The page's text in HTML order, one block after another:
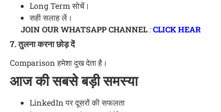
Long Term सोचें।
सही सलाह लें।
JOIN OUR WHATSAPP CHANNEL:CLICK HEAR
7. तुलना करना छोड़ दें
Comparison हमेशा दुख देता है।
आज की सबसे बड़ी समस्या
LinkedIn पर दूसरों की सफलता